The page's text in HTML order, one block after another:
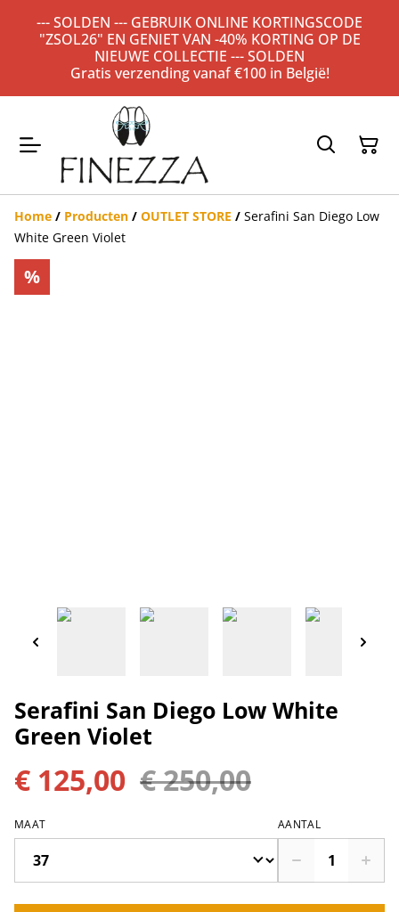
--- SOLDEN --- GEBRUIK ONLINE KORTINGSCODE
"ZSOL26" EN GENIET VAN -40% KORTING OP DE
NIEUWE COLLECTIE --- SOLDEN
Gratis verzending vanaf €100 in België!
Home / Producten / OUTLET STORE / Serafini San Diego Low
White Green Violet
%
Serafini San Diego Low White
Green Violet
€ 125,00 € 250,00
MAAT AANTAL